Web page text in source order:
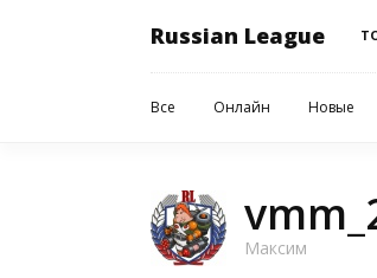
Russian League
Все Онлайн Новые
Максим